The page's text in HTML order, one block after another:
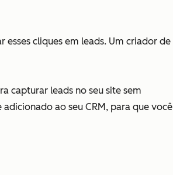
cliques em leads. Um criador de
capturar leads no seu site sem
ao seu CRM, para que você